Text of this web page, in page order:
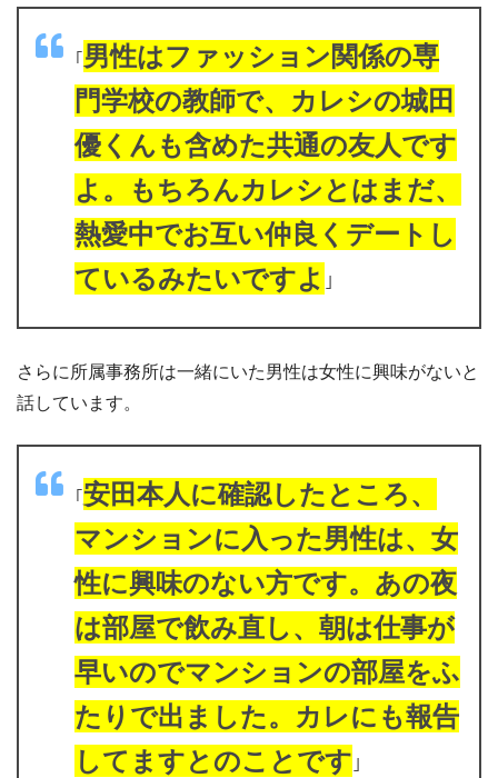
｢男性はファッション関係の専
門学校の教師で、カレシの城田
優くんも含めた共通の友人です
よ。もちろんカレシとはまだ、
熱愛中でお互い仲良くデートし
ているみたいですよ ｣
さらに所属事務所は一緒にいた男性は女性に興味がないと
話しています。
｢安田本人に確認したところ、
マンションに入った男性は、女
性に興味のない方です。あの夜
は部屋で飲み直し、朝は仕事が
早いのでマンションの部屋をふ
たりで出ました。カレにも報告
してますとのことです ｣